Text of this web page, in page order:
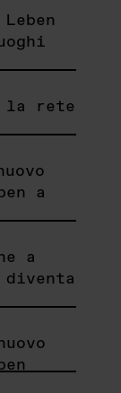
la rete
a
a
diventa